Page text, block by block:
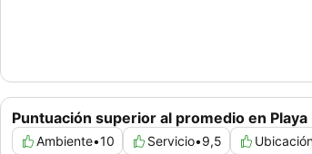
Puntuación superior al promedio en
Ambiente•10 Servicio•9,5